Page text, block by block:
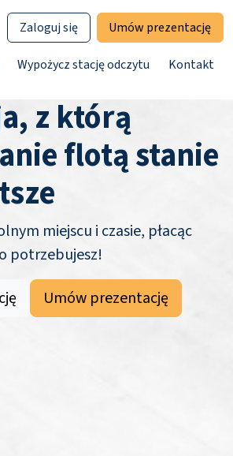
Wypożycz stację odczytu Kontakt
Zaloguj się Umów prezentację
z którą
flotą stanie
miejscu i czasie, płacąc
potrzebujesz!
Umów prezentację